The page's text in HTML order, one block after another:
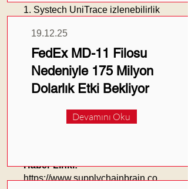
1. Systech UniTrace izlenebilirlik
2. AI analytics darboğazları
önceden belirler.
3. Serialization veri bütünlüğünü
korur.
4. Gecikmeler ortadan
5. İzlenebilirlik risk yönetiminde
Haber Linki:
https://www.supplychainbrain.co
19.12.25
FedEx MD-11 Filosu
Nedeniyle 175 Milyon
Dolarlık Etki Bekliyor
Devamını Oku